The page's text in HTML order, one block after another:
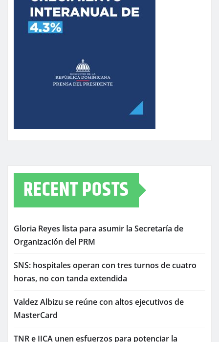
RECENT POSTS
Gloria Reyes lista para asumir la Secretaría de
Organización del PRM
SNS: hospitales operan con tres turnos de cuatro
horas, no con tanda extendida
Valdez Albizu se reúne con altos ejecutivos de
MasterCard
TNR e IICA unen esfuerzos para potenciar la